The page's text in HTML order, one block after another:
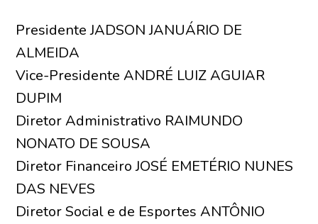
Presidente JADSON JANUÁRIO DE
ALMEIDA
Vice-Presidente ANDRÉ LUIZ AGUIAR
DUPIM
Diretor Administrativo RAIMUNDO
NONATO DE SOUSA
Diretor Financeiro JOSÉ EMETÉRIO NUNES
DAS NEVES
Diretor Social e de Esportes ANTÔNIO